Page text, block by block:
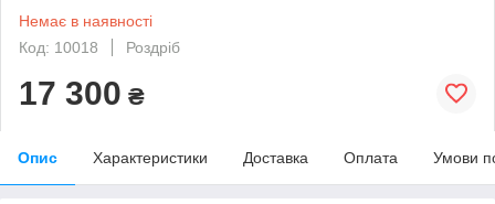
Немає в наявності
Код: 10018
Роздріб
17 300 ₴
Опис Характеристики Доставка Оплата Умови